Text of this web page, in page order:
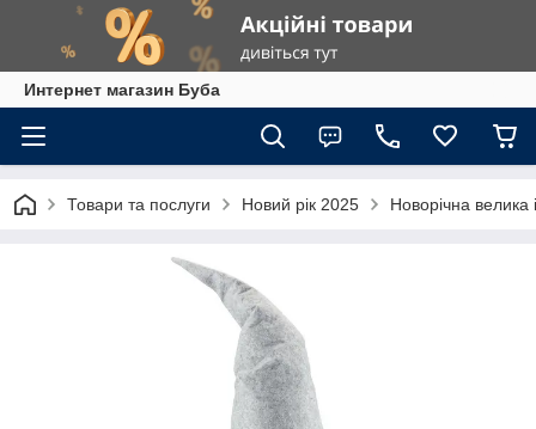
Интернет магазин Буба
Товари та послуги Новий рік 2025 Новорічна